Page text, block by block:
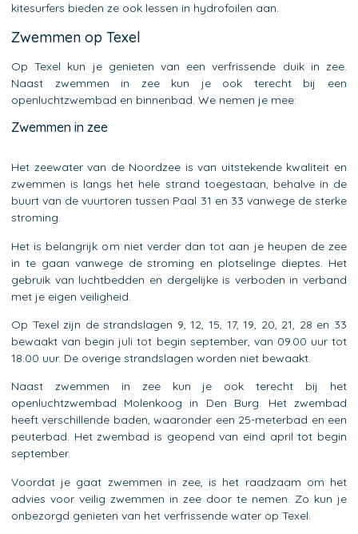
kitesurfers bieden ze ook lessen in hydrofoilen aan.
Zwemmen op Texel
Op Texel kun je genieten van een verfrissende duik in zee.
Naast zwemmen in zee kun je ook terecht bij een
openluchtzwembad en binnenbad. We nemen je mee:
Zwemmen in zee
Het zeewater van de Noordzee is van uitstekende kwaliteit en
zwemmen is langs het hele strand toegestaan, behalve in de
buurt van de vuurtoren tussen Paal 31 en 33 vanwege de sterke
stroming.
Het is belangrijk om niet verder dan tot aan je heupen de zee
in te gaan vanwege de stroming en plotselinge dieptes. Het
gebruik van luchtbedden en dergelijke is verboden in verband
met je eigen veiligheid.
Op Texel zijn de strandslagen 9, 12, 15, 17, 19, 20, 21, 28 en 33
bewaakt van begin juli tot begin september, van 09.00 uur tot
18.00 uur. De overige strandslagen worden niet bewaakt.
Naast zwemmen in zee kun je ook terecht bij het
openluchtzwembad Molenkoog in Den Burg. Het zwembad
heeft verschillende baden, waaronder een 25-meterbad en een
peuterbad. Het zwembad is geopend van eind april tot begin
september.
Voordat je gaat zwemmen in zee, is het raadzaam om het
advies voor veilig zwemmen in zee door te nemen. Zo kun je
onbezorgd genieten van het verfrissende water op Texel.